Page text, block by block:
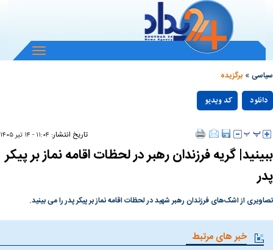
باز
و
سیاسی » برگزیده
کد ویدیو دانلود
تاریخ انتشار: ۱۱:۰۴ - ۱۴ تير ۱۴۰۵
ببینید| گریه فرزندان رهبر در لحظات اقامه نماز بر پیکر
پدر
تصاویری از اشک‌های فرزندان رهبر شهید در لحظات اقامه نماز بر پیکر پدر را می بینید.
خبر های مرتبط